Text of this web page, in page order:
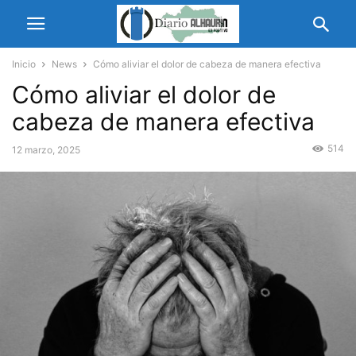
Inicio News Cómo aliviar el dolor de cabeza de manera efectiva
Cómo aliviar el dolor de
cabeza de manera efectiva
12 marzo, 2025 514